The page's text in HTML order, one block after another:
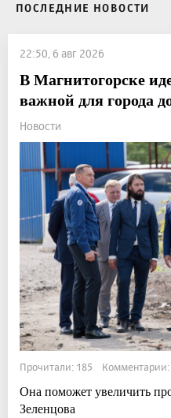
ПОСЛЕДНИЕ НОВОСТИ
22:50, 6 авг 2026
В Магнитогорске
важной для города
Новости
Прочитали: 185 Комментарии:
Она поможет увеличить
Зеленцова